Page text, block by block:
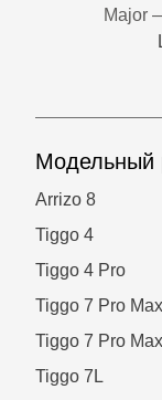
Major
Модельный
Arrizo 8
Tiggo 4
Tiggo 4 Pro
Tiggo 7 Pro Max
Tiggo 7 Pro
Tiggo 7L